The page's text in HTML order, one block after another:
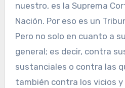
nuestro, es la Suprema
Nación. Por eso es un
Pero no solo en cuanto a
general; es decir, contra
sustanciales o contra las
también contra los vicios